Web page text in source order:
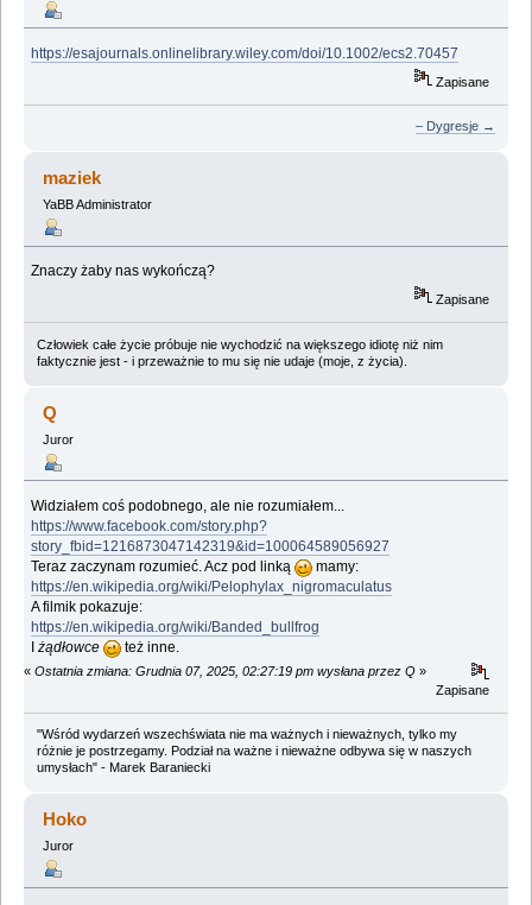
https://esajournals.onlinelibrary.wiley.com/doi/10.1002/ecs2.70457
Zapisane
– Dygresje →
maziek
YaBB Administrator
Znaczy żaby nas wykończą?
Zapisane
Człowiek całe życie próbuje nie wychodzić na większego idiotę niż nim
faktycznie jest - i przeważnie to mu się nie udaje (moje, z życia).
Q
Juror
Widziałem coś podobnego, ale nie rozumiałem...
https://www.facebook.com/story.php?
story_fbid=1216873047142319&id=100064589056927
Teraz zaczynam rozumieć. Acz pod linką
mamy:
https://en.wikipedia.org/wiki/Pelophylax_nigromaculatus
A filmik pokazuje:
https://en.wikipedia.org/wiki/Banded_bullfrog
Iżądłowce też inne.
« Ostatnia zmiana: Grudnia 07, 2025, 02:27:19 pm wysłana przez Q »
Zapisane
"Wśród wydarzeń wszechświata nie ma ważnych i nieważnych, tylko my
różnie je postrzegamy. Podział na ważne i nieważne odbywa się w naszych
umysłach" - Marek Baraniecki
Hoko
Juror